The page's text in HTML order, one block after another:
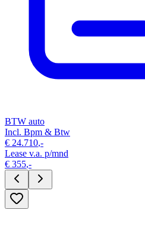
BTW auto
Incl. Bpm & Btw
€ 24.710,-
Lease v.a. p/mnd
€ 355,-